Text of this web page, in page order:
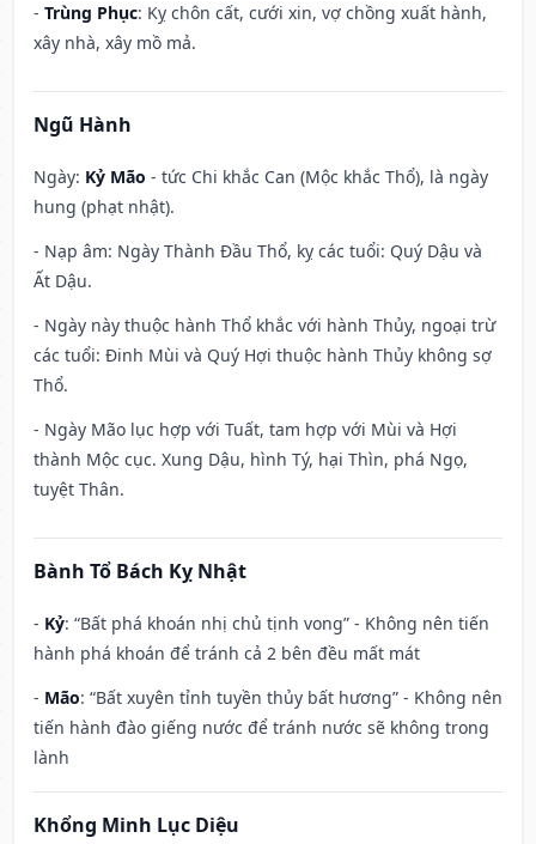
- Trùng Phục: Kỵ chôn cất, cưới xin, vợ chồng xuất hành,
xây nhà, xây mồ mả.
Ngũ Hành
Ngày: Kỷ Mão - tức Chi khắc Can (Mộc khắc Thổ), là ngày
hung (phạt nhật).
- Nạp âm: Ngày Thành Đầu Thổ, kỵ các tuổi: Quý Dậu và
Ất Dậu.
- Ngày này thuộc hành Thổ khắc với hành Thủy, ngoại trừ
các tuổi: Đinh Mùi và Quý Hợi thuộc hành Thủy không sợ
Thổ.
- Ngày Mão lục hợp với Tuất, tam hợp với Mùi và Hợi
thành Mộc cục. Xung Dậu, hình Tý, hại Thìn, phá Ngọ,
tuyệt Thân.
Bành Tổ Bách Kỵ Nhật
- Kỷ: “Bất phá khoán nhị chủ tịnh vong” - Không nên tiến
hành phá khoán để tránh cả 2 bên đều mất mát
- Mão: “Bất xuyên tỉnh tuyền thủy bất hương” - Không nên
tiến hành đào giếng nước để tránh nước sẽ không trong
lành
Khổng Minh Lục Diệu